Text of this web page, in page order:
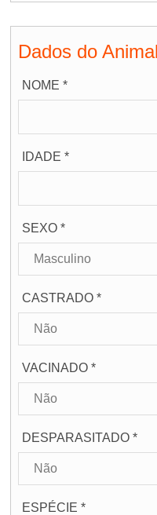
Dados do Animal
NOME *
IDADE *
SEXO *
CASTRADO *
VACINADO *
DESPARASITADO *
ESPÉCIE *